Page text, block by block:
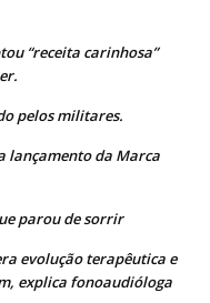
“receita carinhosa”
pelos militares.
lançamento da Marca
parou de sorrir
evolução terapêutica e
explica fonoaudióloga